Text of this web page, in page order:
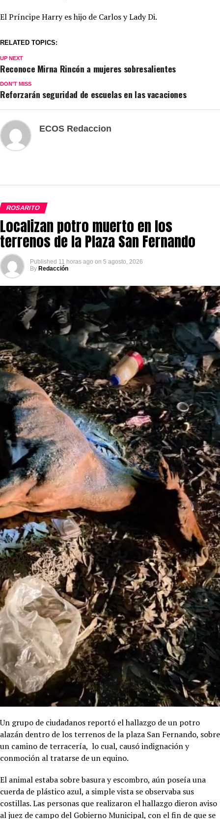
El Príncipe Harry es hijo de Carlos y Lady Di.
RELATED TOPICS:
UP NEXT
Reconoce Mirna Rincón a mujeres sobresalientes
DON'T MISS
Reforzarán seguridad de escuelas en las vacaciones
ECOS Redaccion
ROSARITO
Localizan potro muerto en los
terrenos de la Plaza San Fernando
Published 11 horas ago on 5 agosto, 2026
By Redacción
Un grupo de ciudadanos reportó el hallazgo de un potro
alazán dentro de los terrenos de la plaza San Fernando, sobre
un camino de terracería, lo cual, causó indignación y
conmoción al tratarse de un equino.
El animal estaba sobre basura y escombro, aún poseía una
cuerda de plástico azul, a simple vista se observaba sus
costillas. Las personas que realizaron el hallazgo dieron aviso
al juez de campo del Gobierno Municipal, con el fin de que se